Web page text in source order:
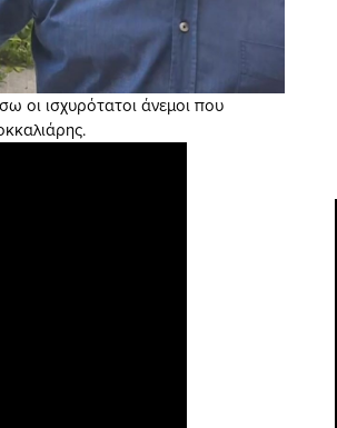
οι ισχυρότατοι άνεμοι που